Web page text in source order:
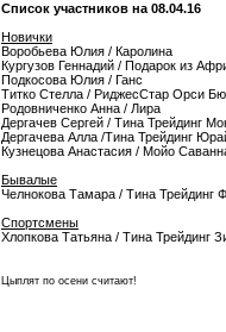
Список участников на 08.04.16
Новички
Воробьева Юлия / Каролина
Кургузов Геннадий / Подарок из
Подкосова Юлия / Ганс
Титко Стелла / РиджесСтар Орси
Родовниченко Анна / Лира
Дергачев Сергей / Тина Трейдинг
Дергачева Алла /Тина Трейдинг
Кузнецова Анастасия / Мойо
Бывалые
Челнокова Тамара / Тина Трейдинг
Спортсмены
Хлопкова Татьяна / Тина Трейдинг
Цыплят по осени считают!